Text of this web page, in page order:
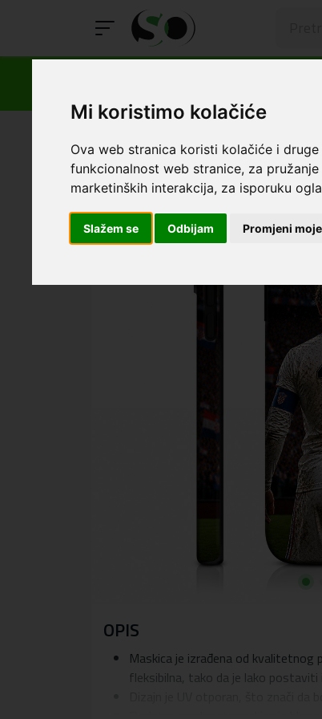
Mi koristimo kolačiće
Ova web stranica koristi kolačiće i
funkcionalnost web stranice, za
marketinških interakcija, za isporuku
Slažem se Odbijam Promjeni
OPIS
Maskica je izrađena od
fleksibilna, tako da je lako